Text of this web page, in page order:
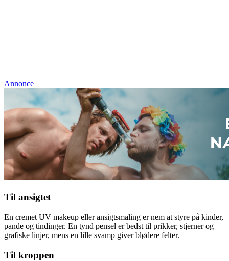
Annonce
Til ansigtet
En cremet UV makeup eller ansigtsmaling er nem at styre på kinder,
pande og tindinger. En tynd pensel er bedst til prikker, stjerner og
grafiske linjer, mens en lille svamp giver blødere felter.
Til kroppen